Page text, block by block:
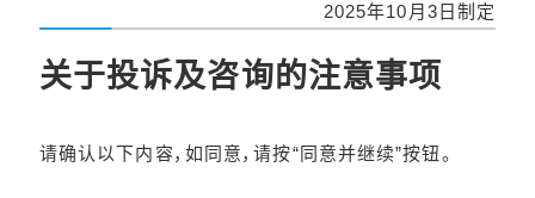
2025年10月3日制定
关于投诉及咨询的注意事项
请确认以下内容，如同意，请按“同意并继续”按钮。